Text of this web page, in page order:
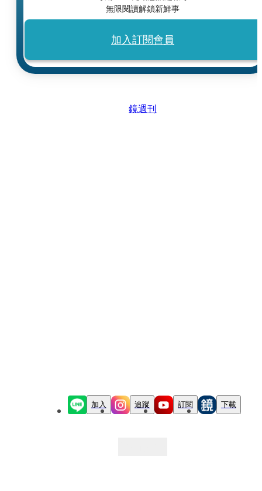
無限閱讀解鎖新鮮事
加入訂閱會員
鏡週刊
加入 追蹤 訂閱 下載